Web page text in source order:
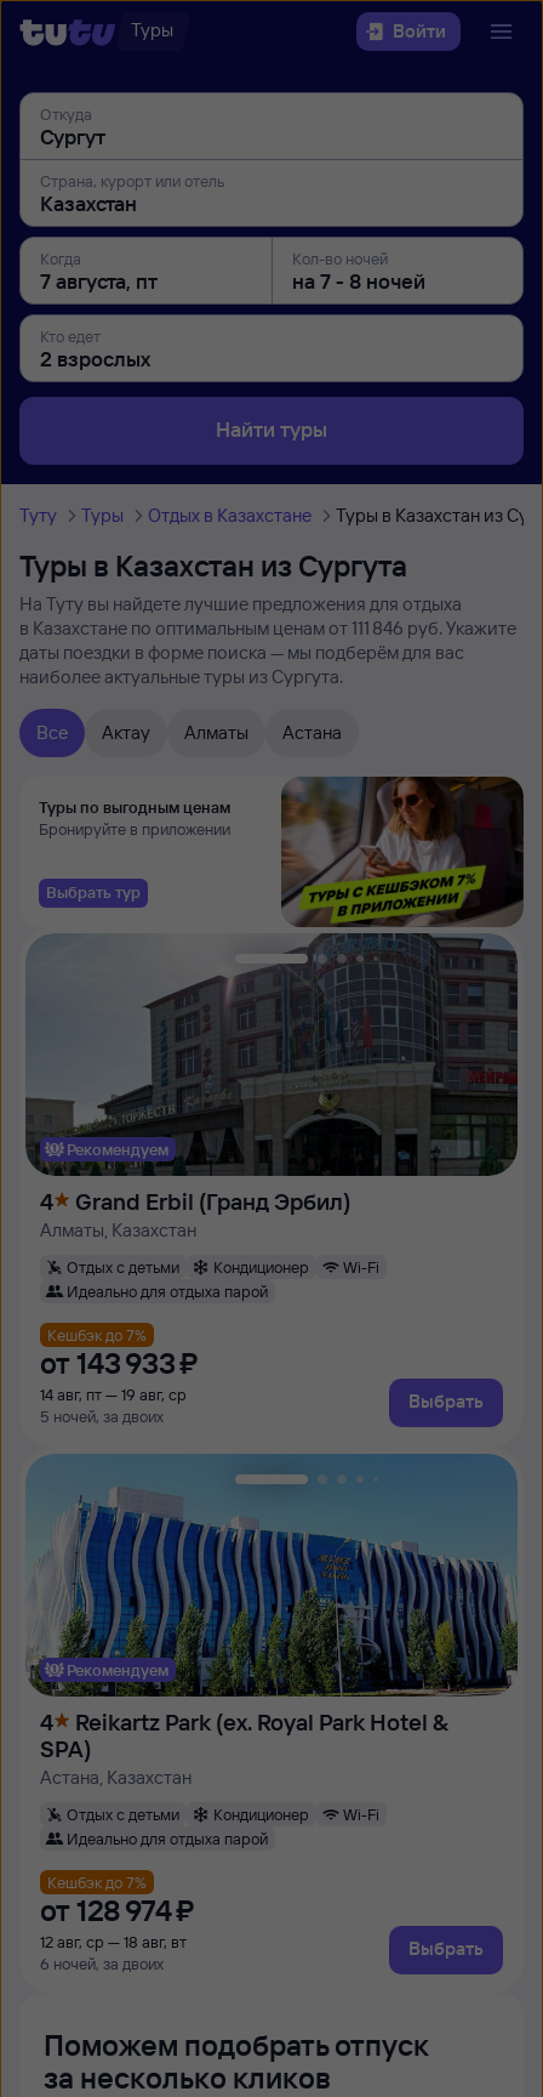
Туры Войти
Откуда
Страна, курорт или отель
Когда Кол-во ночей
Кто едет
Найти туры
Туту Туры Отдых в Казахстане Туры в Казахстан из
Туры в Казахстан из Сургута
На Туту вы найдете лучшие предложения для отдыха
в Казахстане по оптимальным ценам от 111 ⁠846 руб. Укажите
даты поездки в форме поиска — мы подберём для вас
наиболее актуальные туры из Сургута.
Все Актау Алматы Астана
Туры по выгодным ценам
Бронируйте в приложении
Выбрать тур
Рекомендуем
4 Grand Erbil (Гранд Эрбил)
Алматы, Казахстан
Отдых с детьми Кондиционер
Wi-Fi
Идеально для отдыха парой
Кешбэк до 7%
от 143 ⁠933 ⁠₽
14 авг, пт — 19 авг, ср
5 ночей, за двоих
Выбрать
Рекомендуем
4
Reikartz Park (ex. Royal Park Hotel &
SPA)
Астана, Казахстан
Отдых с детьми Кондиционер
Wi-Fi
Идеально для отдыха парой
Кешбэк до 7%
от 128 ⁠974 ⁠₽
12 авг, ср — 18 авг, вт
6 ночей, за двоих
Выбрать
Поможем подобрать отпуск
за несколько кликов